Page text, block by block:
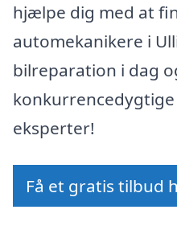
hjælpe dig med at
automekanikere i
bilreparation i dag
eksperter!
Få et gratis tilbud